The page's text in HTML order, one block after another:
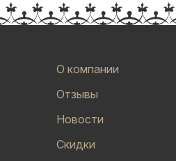
О компании
Отзывы
Новости
Скидки